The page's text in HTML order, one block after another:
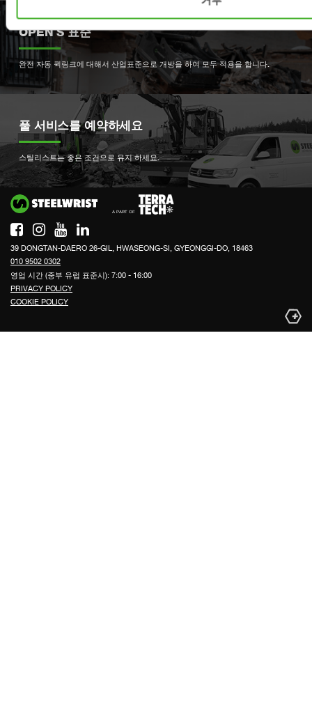
OPEN S 표준
완전 자동 퀵링크에 대해서 산업표준으로 개방을 하여 모두 적용을 합니다.
풀 서비스를 예약하세요
스틸리스트는 좋은 조건으로 유지 하세요.
39 DONGTAN-DAERO 26-GIL, HWASEONG-SI, GYEONGGI-DO, 18463
010 9502 0302
영업 시간 (중부 유럽 표준시): 7:00 - 16:00
PRIVACY POLICY
COOKIE POLICY